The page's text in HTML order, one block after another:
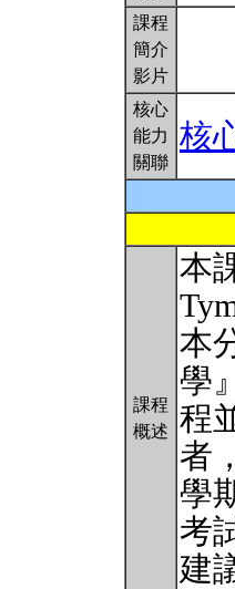
課程
簡介
影片
核心
能力
關聯
核
課程
概述
本
本
學
程
者
學
考
建